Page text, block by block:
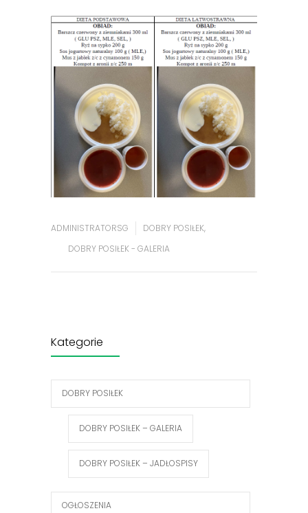
ADMINISTRATORSG DOBRY POSIŁEK,
DOBRY POSIŁEK - GALERIA
Kategorie
DOBRY POSIŁEK
DOBRY POSIŁEK – GALERIA
DOBRY POSIŁEK – JADŁOSPISY
OGŁOSZENIA